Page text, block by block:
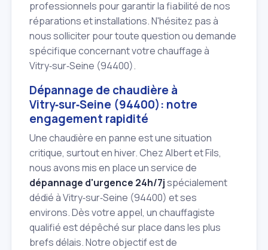
professionnels pour garantir la fiabilité de nos
réparations et installations. N'hésitez pas à
nous solliciter pour toute question ou demande
spécifique concernant votre chauffage à
Vitry‑sur‑Seine (94400).
Dépannage de chaudière à
Vitry‑sur‑Seine (94400): notre
engagement rapidité
Une chaudière en panne est une situation
critique, surtout en hiver. Chez Albert et Fils,
nous avons mis en place un service de
dépannage d'urgence 24h/7jspécialement
dédié à Vitry‑sur‑Seine (94400) et ses
environs. Dès votre appel, un chauffagiste
qualifié est dépêché sur place dans les plus
brefs délais. Notre objectif est de